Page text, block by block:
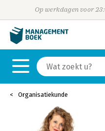
Op werkdagen voor
Organisatiekunde